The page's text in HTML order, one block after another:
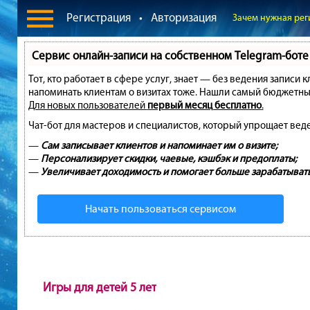
Регистрация • Авторизация Зачем нужная
Сервис онлайн-записи на собственном Telegram-боте
Тот, кто работает в сфере услуг, знает — без ведения
напоминать клиентам о визитах тоже. Нашли самый
Для новых пользователей первый месяц бесплатно.
Чат-бот для мастеров и специалистов, который упрощает
— Сам записывает клиентов и напоминает им о визите;
— Персонализирует скидки, чаевые, кэшбэк и предоплаты;
—Увеличивает доходимость и помогает больше
Начать пользоваться сервисом
Игры для детей 5 лет